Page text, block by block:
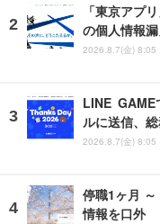
「東京アプ
の個人情報
2026.8.7(金) 8:05
LINE
ルに送信、
2026.8.7(金) 8:05
停職1ヶ月
情報を口外